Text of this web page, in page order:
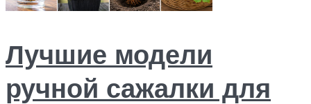
Лучшие модели
ручной сажалки для